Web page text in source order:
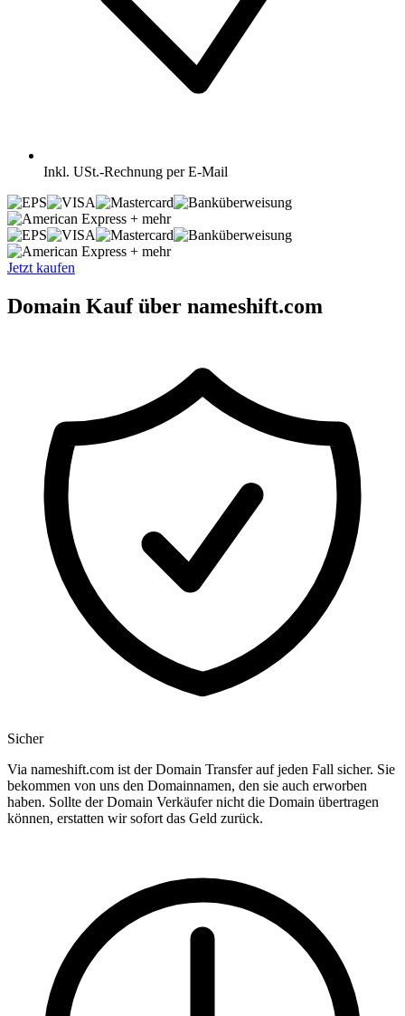
Inkl. USt.-Rechnung per E-Mail
+ mehr
+ mehr
Jetzt kaufen
Domain Kauf über nameshift.com
Sicher
Via nameshift.com ist der Domain Transfer auf jeden Fall sicher. Sie
bekommen von uns den Domainnamen, den sie auch erworben
haben. Sollte der Domain Verkäufer nicht die Domain übertragen
können, erstatten wir sofort das Geld zurück.